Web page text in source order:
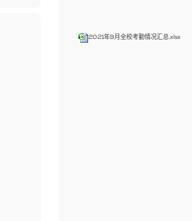
2021年9月全校考勤情况汇总.xlsx